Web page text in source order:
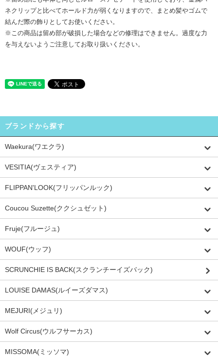
ネクリップと比べてホールド力が弱くなりますので、まとめ髪やゴムで
結んだ際の飾りとしてお使いください。
※この商品は留め部が破損した場合などの修理はできません。過度な力
を与えないようご注意してお取り扱いください。
ブランドから探す
Waekura(ワエクラ)
VESITIA(ヴェスティア)
FLIPPAN'LOOK(フリッパンルック)
Coucou Suzette(ククシュゼット)
Fruje(フルージュ)
WOUF(ウッフ)
SCRUNCHIE IS BACK(スクランチーイズバック)
LOUISE DAMAS(ルイーズダマス)
MEJURI(メジュリ)
Wolf Circus(ウルフサーカス)
MISSOMA(ミッソマ)